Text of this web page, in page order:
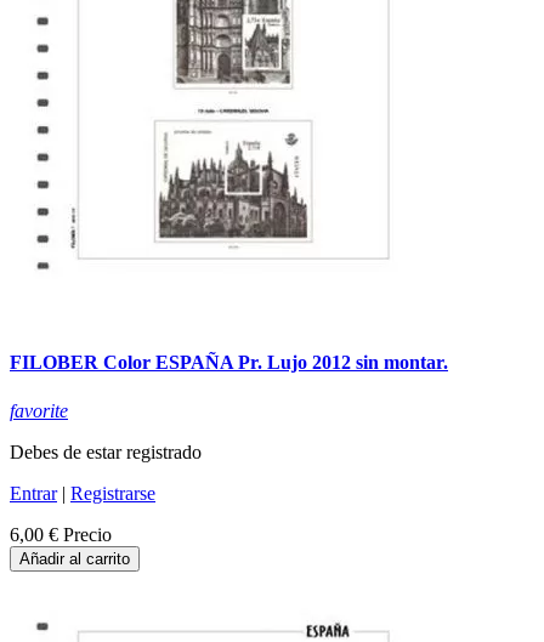
FILOBER Color ESPAÑA Pr. Lujo 2012 sin montar.
favorite
Debes de estar registrado
Entrar| Registrarse
6,00 € Precio
Añadir al carrito